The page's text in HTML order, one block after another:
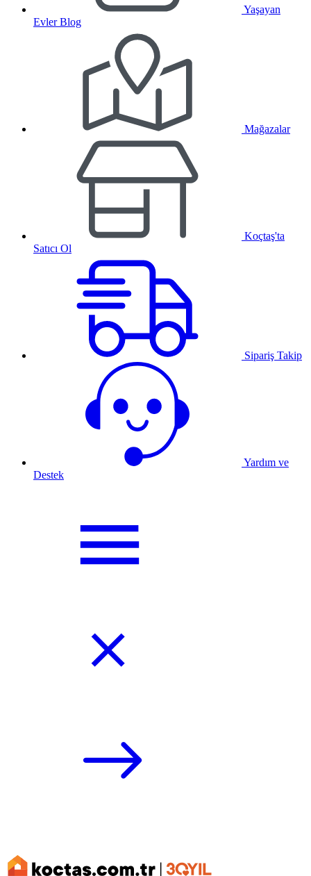
Yaşayan
Evler Blog
Mağazalar
Koçtaş'ta
Satıcı Ol
Sipariş Takip
Yardım ve
Destek